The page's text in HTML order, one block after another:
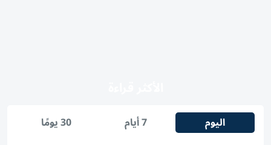
اليوم 7 أيام 30 يومًا